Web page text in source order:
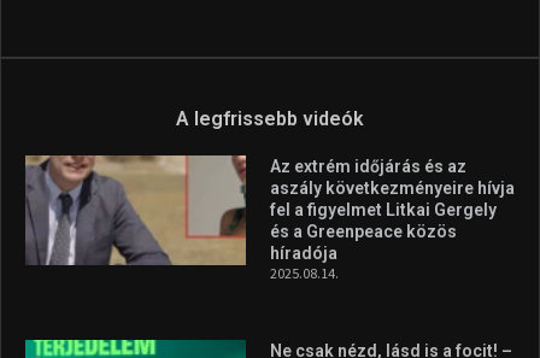
A legfrissebb videók
Az extrém időjárás és az
aszály következményeire hívja
fel a figyelmet Litkai Gergely
és a Greenpeace közös
híradója
2025.08.14.
Ne csak nézd, lásd is a focit! –